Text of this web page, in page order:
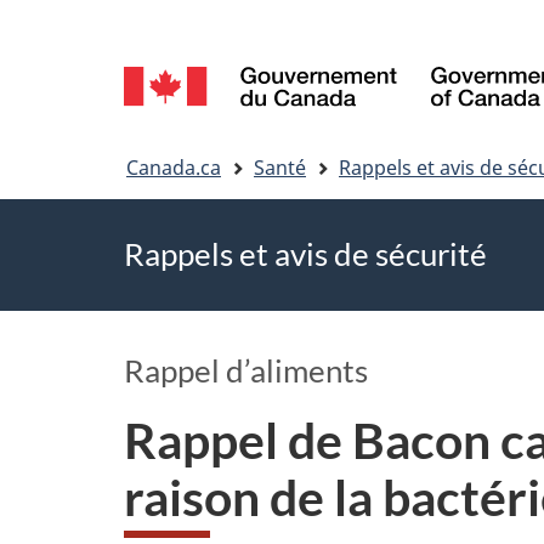
Sélection
de
la
Canada.ca Santé Rappels et avis de
Rappels et avis de sécurité
Rappel d’aliments
Rappel de Bacon
raison de la